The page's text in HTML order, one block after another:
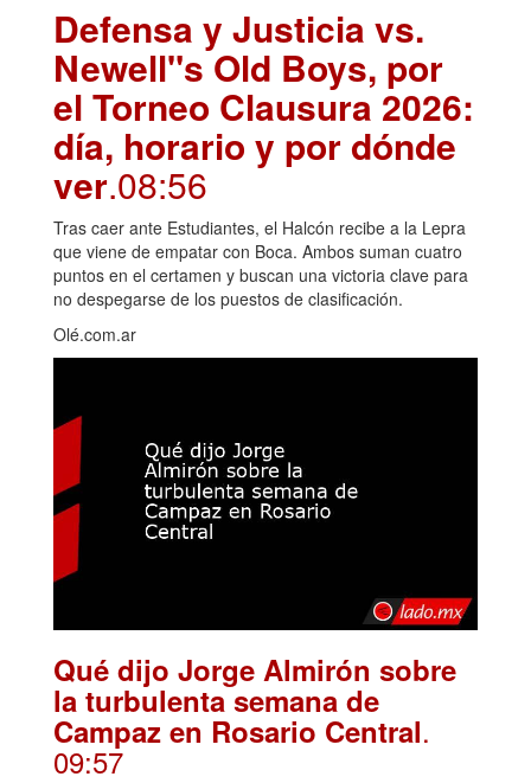
Defensa y Justicia vs.
Newell"s Old Boys, por
el Torneo Clausura 2026:
día, horario y por dónde
ver.08:56
Tras caer ante Estudiantes, el Halcón recibe a la Lepra
que viene de empatar con Boca. Ambos suman cuatro
puntos en el certamen y buscan una victoria clave para
no despegarse de los puestos de clasificación.
Olé.com.ar
Qué dijo Jorge Almirón sobre
la turbulenta semana de
Campaz en Rosario Central.
09:57